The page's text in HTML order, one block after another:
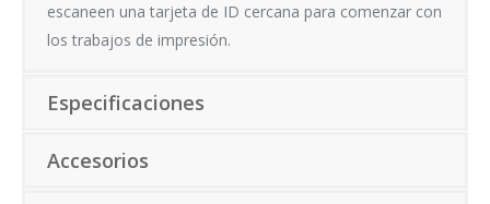
escaneen una tarjeta de ID cercana para comenzar con
los trabajos de impresión.
Especificaciones
Accesorios